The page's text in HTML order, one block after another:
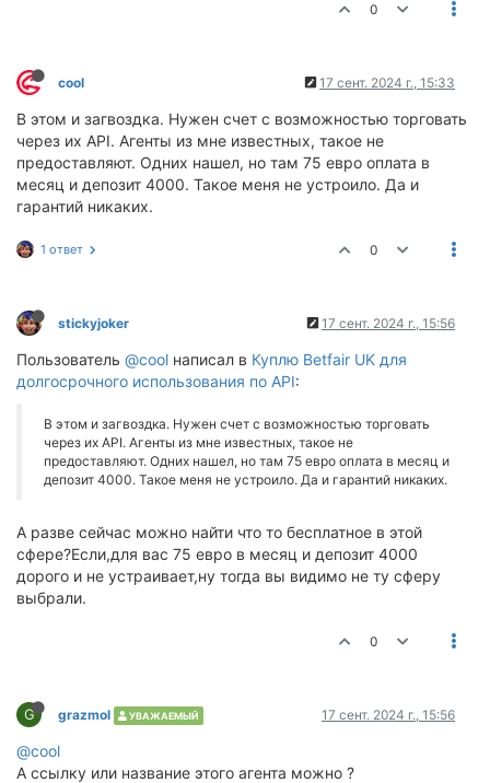
0
cool 17 сент. 2024 г., 15:33
В этом и загвоздка. Нужен счет с возможностью торговать
через их API. Агенты из мне известных, такое не
предоставляют. Одних нашел, но там 75 евро оплата в
месяц и депозит 4000. Такое меня не устроило. Да и
гарантий никаких.
1 ответ 0
stickyjoker 17 сент. 2024 г., 15:56
Пользователь @cool написал в Куплю Betfair UK для
долгосрочного использования по API:
В этом и загвоздка. Нужен счет с возможностью торговать
через их API. Агенты из мне известных, такое не
предоставляют. Одних нашел, но там 75 евро оплата в месяц и
депозит 4000. Такое меня не устроило. Да и гарантий никаких.
А разве сейчас можно найти что то бесплатное в этой
сфере?Если,для вас 75 евро в месяц и депозит 4000
дорого и не устраивает,ну тогда вы видимо не ту сферу
выбрали.
0
G grazmol УВАЖАЕМЫЙ 17 сент. 2024 г., 15:56
@cool
А ссылку или название этого агента можно ?